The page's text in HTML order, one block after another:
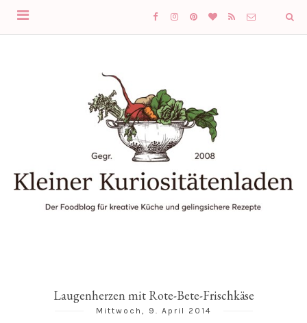
Laugenherzen mit Rote-Bete-Frischkäse
Mittwoch, 9. April 2014